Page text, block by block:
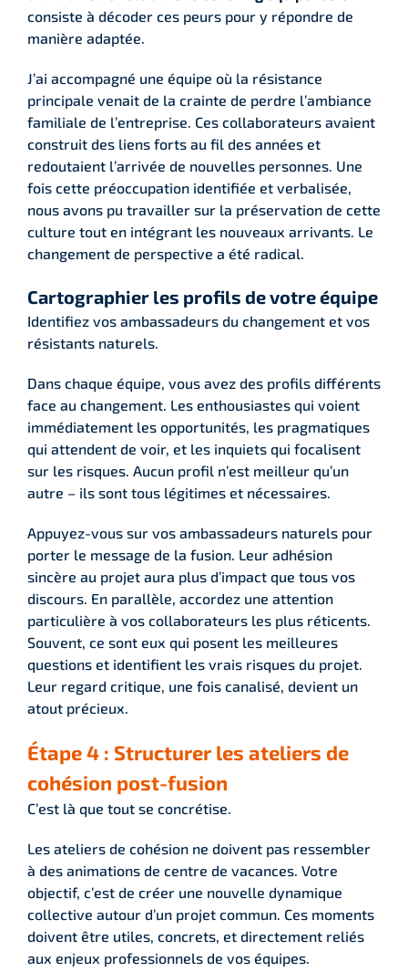
consiste à décoder ces peurs pour y répondre de
manière adaptée.
J’ai accompagné une équipe où la résistance
principale venait de la crainte de perdre l’ambiance
familiale de l’entreprise. Ces collaborateurs avaient
construit des liens forts au fil des années et
redoutaient l’arrivée de nouvelles personnes. Une
fois cette préoccupation identifiée et verbalisée,
nous avons pu travailler sur la préservation de cette
culture tout en intégrant les nouveaux arrivants. Le
changement de perspective a été radical.
Cartographier les profils de votre équipe
Identifiez vos ambassadeurs du changement et vos
résistants naturels.
Dans chaque équipe, vous avez des profils différents
face au changement. Les enthousiastes qui voient
immédiatement les opportunités, les pragmatiques
qui attendent de voir, et les inquiets qui focalisent
sur les risques. Aucun profil n’est meilleur qu’un
autre – ils sont tous légitimes et nécessaires.
Appuyez-vous sur vos ambassadeurs naturels pour
porter le message de la fusion. Leur adhésion
sincère au projet aura plus d’impact que tous vos
discours. En parallèle, accordez une attention
particulière à vos collaborateurs les plus réticents.
Souvent, ce sont eux qui posent les meilleures
questions et identifient les vrais risques du projet.
Leur regard critique, une fois canalisé, devient un
atout précieux.
Étape 4 : Structurer les ateliers de
cohésion post-fusion
C’est là que tout se concrétise.
Les ateliers de cohésion ne doivent pas ressembler
à des animations de centre de vacances. Votre
objectif, c’est de créer une nouvelle dynamique
collective autour d’un projet commun. Ces moments
doivent être utiles, concrets, et directement reliés
aux enjeux professionnels de vos équipes.